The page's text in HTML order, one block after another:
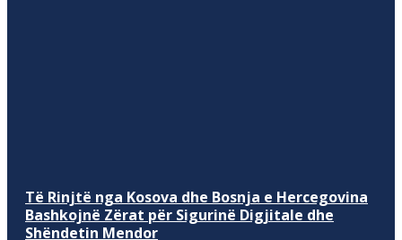
Të Rinjtë nga Kosova dhe Bosnja e Hercegovina
Bashkojnë Zërat për Sigurinë Digjitale dhe
Shëndetin Mendor